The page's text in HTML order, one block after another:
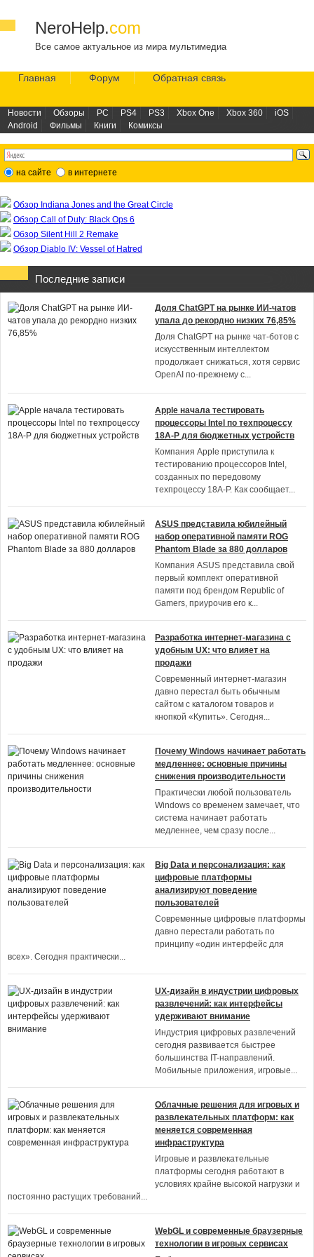
NeroHelp.com
Все самое актуальное из мира мультимедиа
Главная Форум Обратная связь
Новости Обзоры PC PS4 PS3 Xbox One Xbox 360
iOS
Android
Фильмы Книги Комиксы
на сайте в интернете
Обзор Indiana Jones and the Great Circle
Обзор Call of Duty: Black Ops 6
Обзор Silent Hill 2 Remake
Обзор Diablo IV: Vessel of Hatred
Последние записи
Доля ChatGPT на рынке ИИ-чатов
упала до рекордно низких 76,85%
Доля ChatGPT на рынке чат-ботов с
искусственным интеллектом
продолжает снижаться, хотя сервис
OpenAI по-прежнему с...
Apple начала тестировать
процессоры Intel по техпроцессу
18A-P для бюджетных устройств
Компания Apple приступила к
тестированию процессоров Intel,
созданных по передовому
техпроцессу 18A-P. Как сообщает...
ASUS представила юбилейный
набор оперативной памяти ROG
Phantom Blade за 880 долларов
Компания ASUS представила свой
первый комплект оперативной
памяти под брендом Republic of
Gamers, приурочив его к...
Разработка интернет-магазина с
удобным UX: что влияет на
продажи
Современный интернет-магазин
давно перестал быть обычным
сайтом с каталогом товаров и
кнопкой «Купить». Сегодня...
Почему Windows начинает работать
медленнее: основные причины
снижения производительности
Практически любой пользователь
Windows со временем замечает, что
система начинает работать
медленнее, чем сразу после...
Big Data и персонализация: как
цифровые платформы
анализируют поведение
пользователей
Современные цифровые платформы
давно перестали работать по
принципу «один интерфейс для
всех». Сегодня практически...
UX-дизайн в индустрии цифровых
развлечений: как интерфейсы
удерживают внимание
Индустрия цифровых развлечений
сегодня развивается быстрее
большинства IT-направлений.
Мобильные приложения, игровые...
Облачные решения для игровых и
развлекательных платформ: как
меняется современная
инфраструктура
Игровые и развлекательные
платформы сегодня работают в
условиях крайне высокой нагрузки и
постоянно растущих требований...
WebGL и современные браузерные
технологии в игровых сервисах